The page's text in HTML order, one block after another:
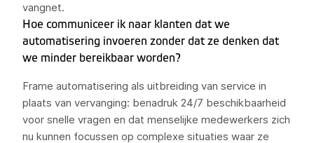
vangnet.
Hoe communiceer ik naar klanten dat we
automatisering invoeren zonder dat ze denken dat
we minder bereikbaar worden?
Frame automatisering als uitbreiding van service in
plaats van vervanging: benadruk 24/7 beschikbaarheid
voor snelle vragen en dat menselijke medewerkers zich
nu kunnen focussen op complexe situaties waar ze